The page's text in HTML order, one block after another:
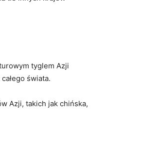
tyglem Azji
świata.
Azji, takich jak chińska,